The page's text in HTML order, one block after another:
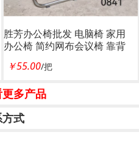
胜芳办公椅批发 电脑椅 家用
办公椅 简约网布会议椅 靠背
板椅 电脑椅 布艺办公椅 透气
￥55.00/把
多产品
式